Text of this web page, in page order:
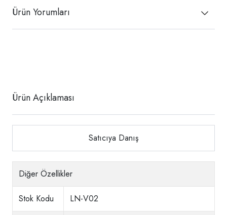
Ürün Yorumları
Ürün Açıklaması
Satıcıya Danış
Diğer Özellikler
Stok Kodu LN-V02